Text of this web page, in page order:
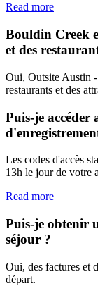
Read more
Bouldin Creek
et des
Oui, Outsite Austin
restaurants et des
Puis-je
Les codes d'accès
13h le jour de votre
Read more
Puis-je obtenir
séjour ?
Oui, des factures et
départ.